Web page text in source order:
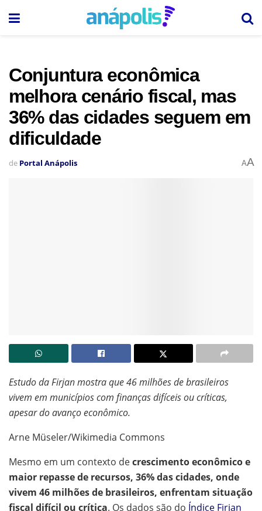
Conjuntura econômica
melhora cenário fiscal, mas
36% das cidades seguem em
dificuldade
de Portal Anápolis AA
Estudo da Firjan mostra que 46 milhões de brasileiros
vivem em municípios com finanças difíceis ou críticas,
apesar do avanço econômico.
Arne Müseler/Wikimedia Commons
Mesmo em um contexto decrescimento econômico e
maior repasse de recursos, 36% das cidades, onde
vivem 46 milhões de brasileiros, enfrentam situação
fiscal difícil ou crítica. Os dados são do Índice Firjan